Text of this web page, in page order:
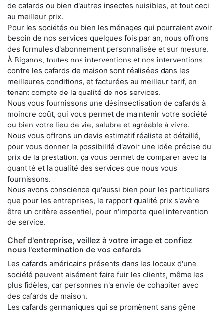
de cafards ou bien d'autres insectes nuisibles, et tout ceci
au meilleur prix.
Pour les sociétés ou bien les ménages qui pourraient avoir
besoin de nos services quelques fois par an, nous offrons
des formules d'abonnement personnalisée et sur mesure.
À Biganos, toutes nos interventions et nos interventions
contre les cafards de maison sont réalisées dans les
meilleures conditions, et facturées au meilleur tarif, en
tenant compte de la qualité de nos services.
Nous vous fournissons une désinsectisation de cafards à
moindre coût, qui vous permet de maintenir votre société
ou bien votre lieu de vie, salubre et agréable à vivre.
Nous vous offrons un devis estimatif réaliste et détaillé,
pour vous donner la possibilité d'avoir une idée précise du
prix de la prestation. ça vous permet de comparer avec la
quantité et la qualité des services que nous vous
fournissons.
Nous avons conscience qu'aussi bien pour les particuliers
que pour les entreprises, le rapport qualité prix s'avère
être un critère essentiel, pour n'importe quel intervention
de service.
Chef d'entreprise, veillez à votre image et confiez
nous l'extermination de vos cafards
Les cafards américains présents dans les locaux d'une
société peuvent aisément faire fuir les clients, même les
plus fidèles, car personnes n'a envie de cohabiter avec
des cafards de maison.
Les cafards germaniques qui se promènent sans gêne